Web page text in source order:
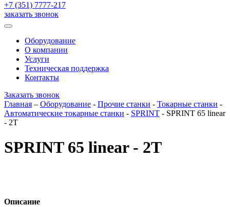
+7 (351) 7777-217
заказать звонок
Оборудование
О компании
Услуги
Техническая поддержка
Контакты
Заказать звонок
Главная – Оборудование - Прочие станки - Токарные станки -
Автоматические токарные станки - SPRINT - SPRINT 65 linear
- 2T
SPRINT 65 linear - 2T
Описание